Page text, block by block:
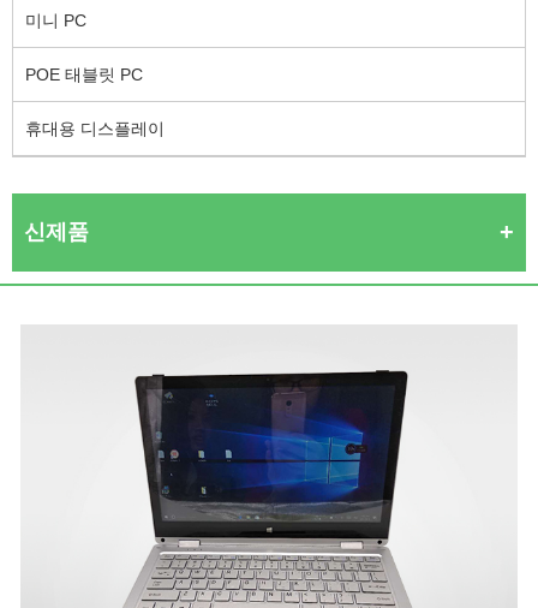
미니 PC
POE 태블릿 PC
휴대용 디스플레이
신제품